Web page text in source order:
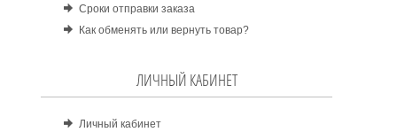
Сроки отправки заказа
Как обменять или вернуть товар?
ЛИЧНЫЙ КАБИНЕТ
Личный кабинет